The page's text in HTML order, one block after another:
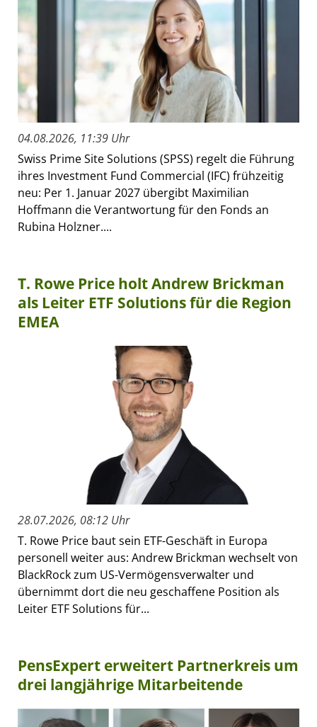
04.08.2026, 11:39 Uhr
Swiss Prime Site Solutions (SPSS) regelt die Führung
ihres Investment Fund Commercial (IFC) frühzeitig
neu: Per 1. Januar 2027 übergibt Maximilian
Hoffmann die Verantwortung für den Fonds an
Rubina Holzner....
T. Rowe Price holt Andrew Brickman
als Leiter ETF Solutions für die Region
EMEA
28.07.2026, 08:12 Uhr
T. Rowe Price baut sein ETF-Geschäft in Europa
personell weiter aus: Andrew Brickman wechselt von
BlackRock zum US-Vermögensverwalter und
übernimmt dort die neu geschaffene Position als
Leiter ETF Solutions für...
PensExpert erweitert Partnerkreis um
drei langjährige Mitarbeitende